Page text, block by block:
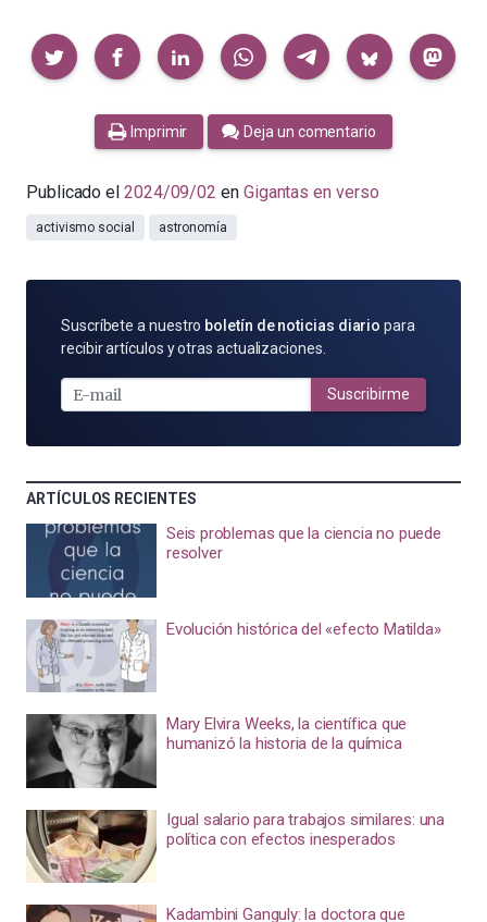
Compartir
Imprimir Deja un comentario
Publicado el 2024/09/02 en Gigantas en verso
activismo social astronomía
SUSCRÍBETE
POR
MAIL
Suscríbete a nuestro boletín de noticias diario para
recibir artículos y otras actualizaciones.
Suscribirme
ARTÍCULOS RECIENTES
Seis problemas que la ciencia no puede
resolver
Evolución histórica del «efecto Matilda»
Mary Elvira Weeks, la científica que
humanizó la historia de la química
Igual salario para trabajos similares: una
política con efectos inesperados
Kadambini Ganguly: la doctora que